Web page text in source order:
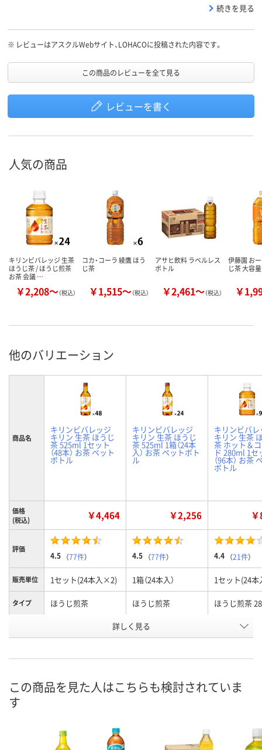
続きを見る
※ レビューはアスクルWebサイト、LOHACOに投稿された内容です。
この商品のレビューを全て見る
レビューを書く
人気の商品
キリンビバレッジ 生茶
ほうじ茶 / ほうじ煎茶
お茶 会議 …
￥2,208～（税込）
コカ・コーラ 綾鷹 ほう
じ茶
￥1,515～（税込）
アサヒ飲料 ラベルレス
ボトル
￥2,461～（税込）
伊藤園 お
じ茶 大容量
￥
他のバリエーション
商品名
キリンビバレッジ
キリン 生茶 ほうじ
茶 525ml 1セット
（48本） お茶 ペット
ボトル
キリンビバレッジ
キリン 生茶 ほうじ
茶 525ml 1箱（24本
入） お茶 ペットボト
ル
キリンビバレ
キリン 生茶
茶 ホット＆
ド 280ml 1セ
（96本） お茶
ボトル
価格
(税込)
￥4,464 ￥2,256
評価
4.5 （77件） 4.5 （77件） 4.4 （21件）
販売単位 1セット(24本入×2) 1箱（24本入） 1セット(24
タイプ ほうじ煎茶 ほうじ煎茶 ほうじ煎茶
X915751 AEX1495
8月8日（土）
カ
詳しく見る
この商品を見た人はこちらも検討されていま
す